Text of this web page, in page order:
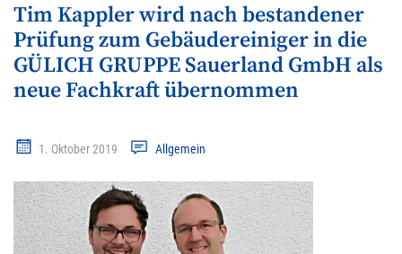
Tim Kappler wird nach bestandener
Prüfung zum Gebäudereiniger in die
GÜLICH GRUPPE Sauerland GmbH als
neue Fachkraft übernommen
1. Oktober 2019 Allgemein